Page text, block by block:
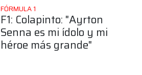
FÓRMULA 1
F1: Colapinto: "Ayrton
Senna es mi ídolo y mi
héroe más grande"